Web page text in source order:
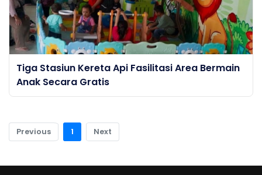
Tiga Stasiun Kereta Api Fasilitasi Area Bermain
Anak Secara Gratis
Previous 1 Next